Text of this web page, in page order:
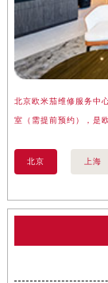
北京欧米茄维修服务中
室（需提前预约），是
北京 上海